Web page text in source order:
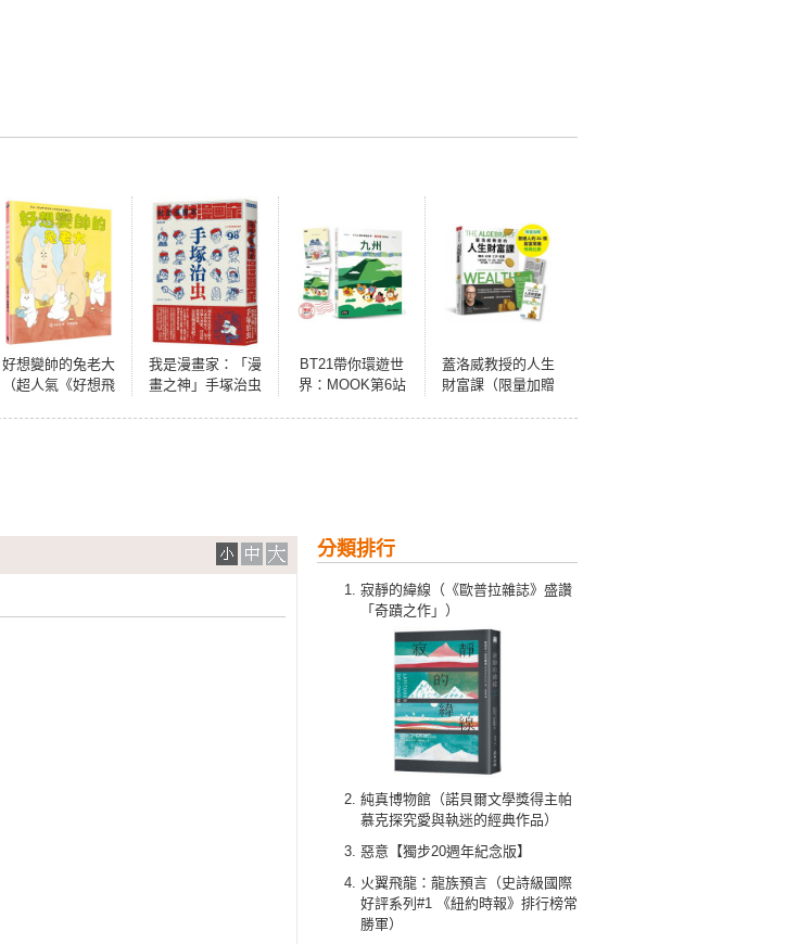
好想變帥的兔老大
（超人氣《好想飛
我是漫畫家：「漫
畫之神」手塚治虫
BT21帶你環遊世
界：MOOK第6站
蓋洛威教授的人生
財富課（限量加贈
分類排行
寂靜的緯線（《歐普拉雜誌》盛讚
「奇蹟之作」）
純真博物館（諾貝爾文學獎得主帕
慕克探究愛與執迷的經典作品）
惡意【獨步20週年紀念版】
火翼飛龍：龍族預言（史詩級國際
好評系列#1 《紐約時報》排行榜常
勝軍）